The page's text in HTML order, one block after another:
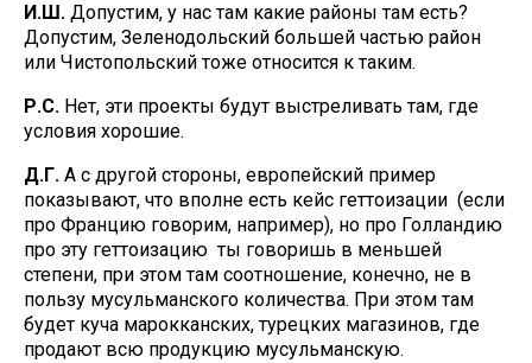
И.Ш. Допустим, у нас там какие районы там есть?
Допустим, Зеленодольский большей частью район
или Чистопольский тоже относится к таким.
Р.С. Нет, эти проекты будут выстреливать там, где
условия хорошие.
Д.Г. А с другой стороны, европейский пример
показывают, что вполне есть кейс геттоизации (если
про Францию говорим, например), но про Голландию
про эту геттоизацию ты говоришь в меньшей
степени, при этом там соотношение, конечно, не в
пользу мусульманского количества. При этом там
будет куча марокканских, турецких магазинов, где
продают всю продукцию мусульманскую.